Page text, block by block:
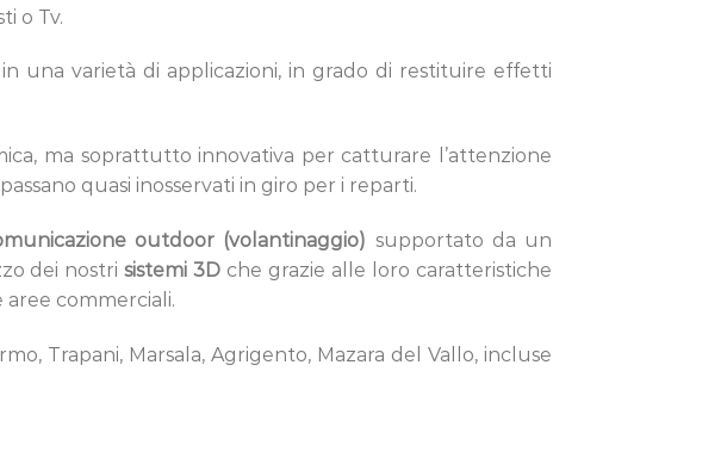
o Tv.
una varietà di applicazioni, in grado di restituire effetti
ma soprattutto innovativa per catturare l’attenzione
quasi inosservati in giro per i reparti.
outdoor (volantinaggio) supportato da un
dei nostrisistemi 3D che grazie alle loro caratteristiche
commerciali.
Trapani, Marsala, Agrigento, Mazara del Vallo, incluse